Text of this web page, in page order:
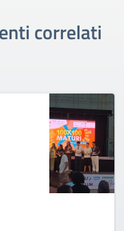
correlati